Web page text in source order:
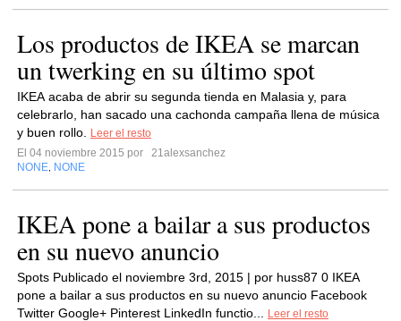
Los productos de IKEA se marcan
un twerking en su último spot
IKEA acaba de abrir su segunda tienda en Malasia y, para
celebrarlo, han sacado una cachonda campaña llena de música
y buen rollo.
Leer el resto
El 04 noviembre 2015 por
21alexsanchez
NONE NONE
IKEA pone a bailar a sus productos
en su nuevo anuncio
Spots Publicado el noviembre 3rd, 2015 | por huss87 0 IKEA
pone a bailar a sus productos en su nuevo anuncio Facebook
Twitter Google+ Pinterest LinkedIn functio...
Leer el resto